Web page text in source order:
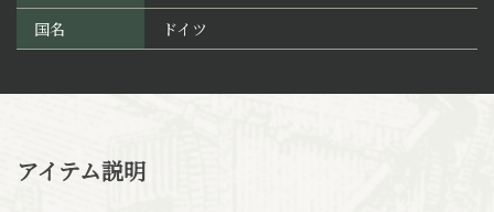
国名
ドイツ
アイテム説明